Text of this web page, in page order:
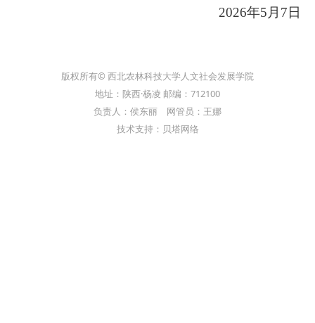
2026年5月7日
版权所有© 西北农林科技大学人文社会发展学院
地址：陕西·杨凌 邮编：712100
负责人：侯东丽 网管员：王娜
技术支持：贝塔网络